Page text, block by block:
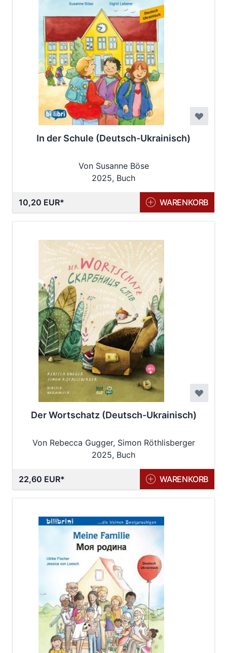
In der Schule (Deutsch-Ukrainisch)
Von Susanne Böse
2025, Buch
10,20 EUR WARENKORB
Der Wortschatz (Deutsch-Ukrainisch)
Von Rebecca Gugger, Simon Röthlisberger
2025, Buch
22,60 EUR WARENKORB